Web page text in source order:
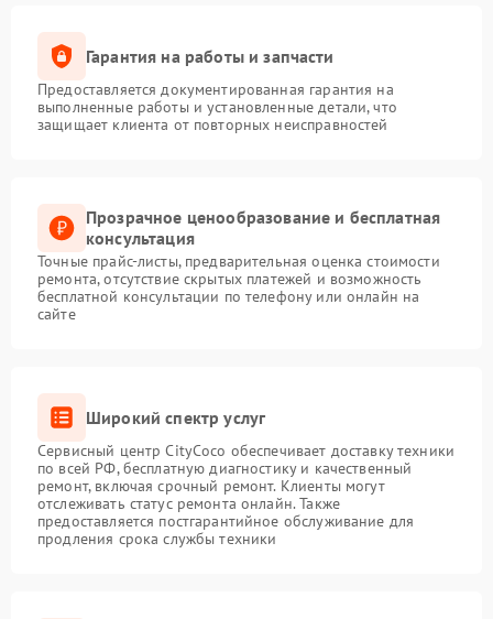
Гарантия на работы и запчасти
Предоставляется документированная гарантия на
выполненные работы и установленные детали, что
защищает клиента от повторных неисправностей
Прозрачное ценообразование и бесплатная
консультация
Точные прайс-листы, предварительная оценка стоимости
ремонта, отсутствие скрытых платежей и возможность
бесплатной консультации по телефону или онлайн на
сайте
Широкий спектр услуг
Сервисный центр CityCoco обеспечивает доставку техники
по всей РФ, бесплатную диагностику и качественный
ремонт, включая срочный ремонт. Клиенты могут
отслеживать статус ремонта онлайн. Также
предоставляется постгарантийное обслуживание для
продления срока службы техники